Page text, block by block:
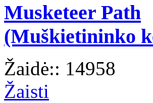
Musketeer Path
(Muškietininko
Žaidė:: 14958
Žaisti